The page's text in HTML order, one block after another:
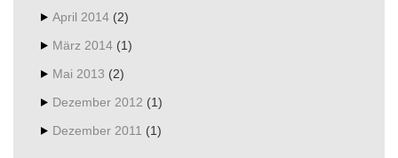
April 2014 (2)
März 2014 (1)
Mai 2013 (2)
Dezember 2012 (1)
Dezember 2011 (1)